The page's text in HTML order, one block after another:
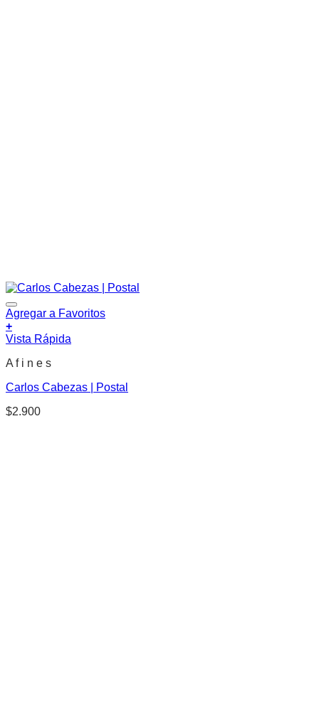
Agregar a Favoritos
+
Vista Rápida
A f i n e s
Carlos Cabezas | Postal
$2.900